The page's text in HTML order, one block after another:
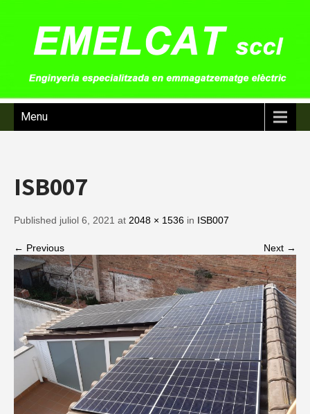
Menu
ISB007
Published juliol 6, 2021 at 2048 × 1536 in ISB007
← Previous Next →